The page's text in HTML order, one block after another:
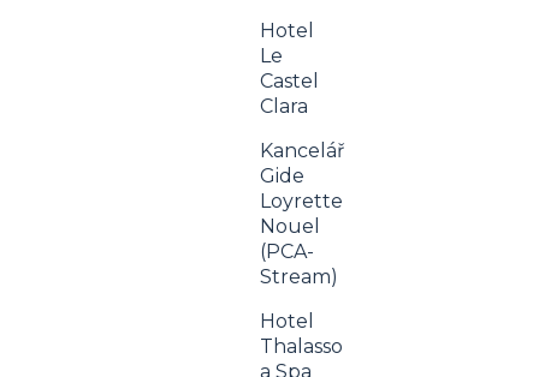
Hotel
Le
Castel
Clara
Kancelář
Gide
Loyrette
Nouel
(PCA-
Stream)
Hotel
Thalasso
a Spa